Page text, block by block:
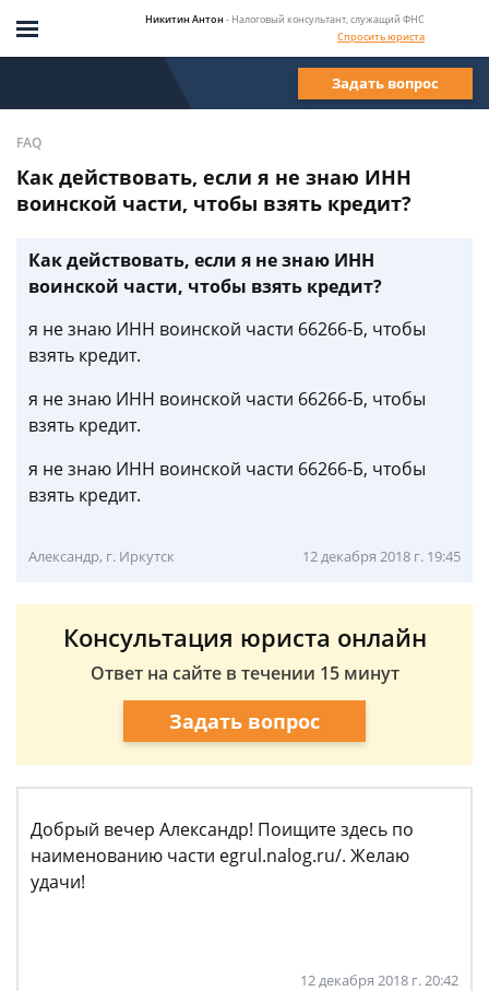
Никитин Антон - Налоговый консультант, служащий ФНС
Спросить юриста
Задать вопрос
FAQ
Как действовать, если я не знаю ИНН
воинской части, чтобы взять кредит?
Как действовать, если я не знаю ИНН
воинской части, чтобы взять кредит?
я не знаю ИНН воинской части 66266-Б, чтобы
взять кредит.
я не знаю ИНН воинской части 66266-Б, чтобы
взять кредит.
я не знаю ИНН воинской части 66266-Б, чтобы
взять кредит.
Александр, г. Иркутск 12 декабря 2018 г. 19:45
Консультация юриста онлайн
Ответ на сайте в течении 15 минут
Задать вопрос
Добрый вечер Александр! Поищите здесь по
наименованию части egrul.nalog.ru/. Желаю
удачи!
12 декабря 2018 г. 20:42